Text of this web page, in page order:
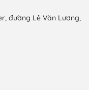
đường Lê Văn Lương,